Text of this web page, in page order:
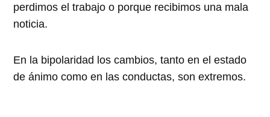
perdimos el trabajo o porque recibimos una mala
noticia.
En la bipolaridad los cambios, tanto en el estado
de ánimo como en las conductas, son extremos.